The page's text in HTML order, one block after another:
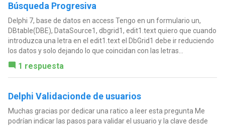
Búsqueda Progresiva
Delphi 7, base de datos en access Tengo en un formulario un,
DBtable(DBE), DataSource1, dbgrid1, edit1.text quiero que cuando
introduzca una letra en el edit1.text el DbGrid1 debe ir reduciendo
los datos y solo dejando lo que coincidan con las letras...
1 respuesta
Delphi Validacionde de usuarios
Muchas gracias por dedicar una ratico a leer esta pregunta Me
podrían indicar las pasos para validar el usuario y la clave desde